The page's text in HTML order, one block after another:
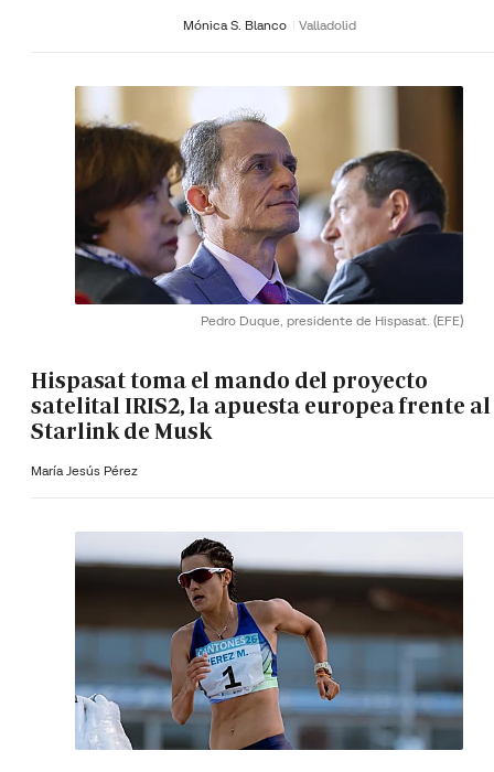
Mónica S. Blanco Valladolid
Pedro Duque, presidente de Hispasat. (EFE)
Hispasat toma el mando del proyecto
satelital IRIS2, la apuesta europea frente al
Starlink de Musk
María Jesús Pérez